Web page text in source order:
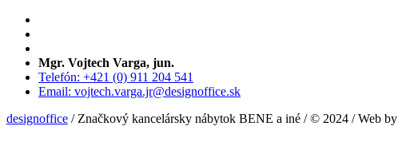
Mgr. Vojtech Varga, jun.
Telefón: +421 (0) 911 204 541
Email: vojtech.varga.jr@designoffice.sk
designoffice / Značkový kancelársky nábytok BENE a iné / © 2024 / Web by